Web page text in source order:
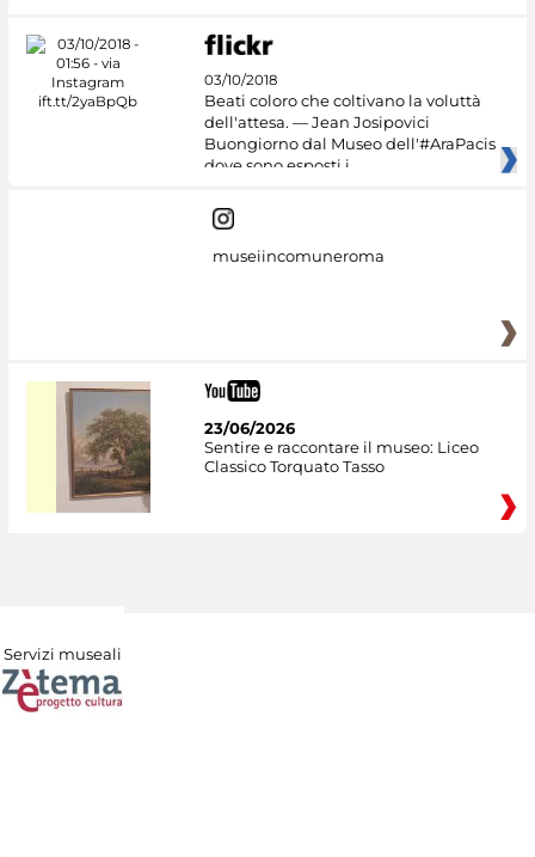
03/10/2018
Beati coloro che coltivano la voluttà
dell'attesa. — Jean Josipovici
Buongiorno dal Museo dell'#AraPacis
dove sono esposti i
museiincomuneroma
23/06/2026
Sentire e raccontare il museo: Liceo
Classico Torquato Tasso
Servizi museali